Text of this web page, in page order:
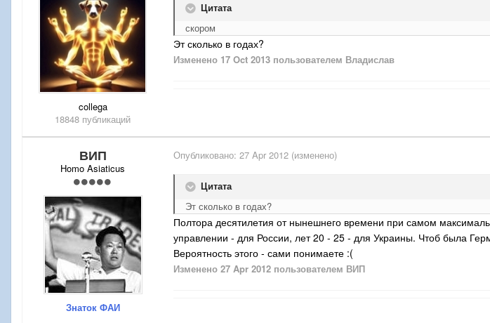
collega
18848 публикаций
Цитата
скором
Эт сколько в годах?
Изменено 17 Oct 2013 пользователем Владислав
ВИП
Homo Asiaticus
Знаток ФАИ
Опубликовано: 27 Apr 2012 (изменено)
Цитата
Эт сколько в годах?
Полтора десятилетия от нынешнего времени при самом
управлении - для России, лет 20 - 25 - для Украины. Чтоб была
Вероятность этого - сами понимаете :(
Изменено 27 Apr 2012 пользователем ВИП